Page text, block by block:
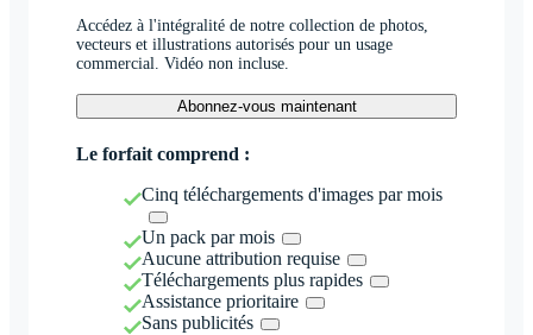
Accédez à l'intégralité de notre collection de photos,
vecteurs et illustrations autorisés pour un usage
commercial. Vidéo non incluse.
Abonnez-vous maintenant
Le forfait comprend :
Cinq téléchargements d'images par mois
Un pack par mois
Aucune attribution requise
Téléchargements plus rapides
Assistance prioritaire
Sans publicités